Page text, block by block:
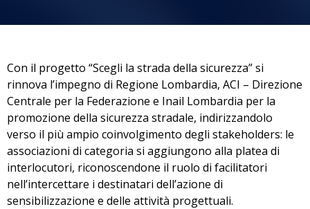
Con il progetto “Scegli la strada della sicurezza” si
rinnova l’impegno di Regione Lombardia, ACI – Direzione
Centrale per la Federazione e Inail Lombardia per la
promozione della sicurezza stradale, indirizzandolo
verso il più ampio coinvolgimento degli stakeholders: le
associazioni di categoria si aggiungono alla platea di
interlocutori, riconoscendone il ruolo di facilitatori
nell’intercettare i destinatari dell’azione di
sensibilizzazione e delle attività progettuali.